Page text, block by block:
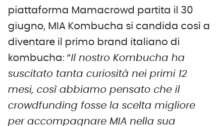
piattaforma Mamacrowd partita il 30
giugno, MIA Kombucha si candida così a
diventare il primo brand italiano di
kombucha: “Il nostro Kombucha ha
suscitato tanta curiosità nei primi 12
mesi, così abbiamo pensato che il
crowdfunding fosse la scelta migliore
per accompagnare MIA nella sua